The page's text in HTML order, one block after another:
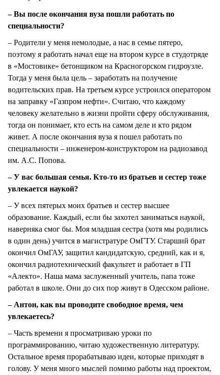
– Вы после окончания вуза пошли работать по
специальности?
– Родители у меня немолодые, а нас в семье пятеро,
поэтому я работать начал еще на втором курсе в студотряде
в «Мостовике» бетонщиком на Красногорском гидроузле.
Тогда у меня была цель – заработать на получение
водительских прав. На третьем курсе устроился оператором
на заправку «Газпром нефти». Считаю, что каждому
человеку желательно в жизни пройти сферу обслуживания,
тогда он понимает, кто есть на самом деле и кто рядом
живет. А после окончания вуза я пошел работать по
специальности – инженером-конструктором на радиозавод
им. А.С. Попова.
– У вас большая семья. Кто-то из братьев и сестер тоже
увлекается наукой?
– У всех пятерых моих братьев и сестер высшее
образование. Каждый, если бы захотел заниматься наукой,
наверняка смог бы. Моя младшая сестра (хотя мы родились
в один день) учится в магистратуре ОмГТУ. Старший брат
окончил ОмГАУ, защитил кандидатскую, средний, как и я,
окончил радиотехнический факультет и работает в ГП
«Алекто». Наша мама заслуженный учитель, папа тоже
работал в школе. Они до сих пор живут в Одесском районе.
– Антон, как вы проводите свободное время, чем
увлекаетесь?
– Часть времени я просматриваю уроки по
программированию, читаю художественную литературу.
Остальное время прорабатываю идеи, которые приходят в
голову. У меня много мыслей помимо работы над проектом,